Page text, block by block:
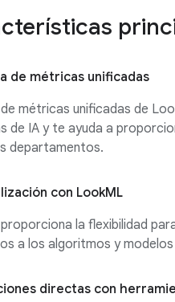
de métricas unificadas
métricas unificadas de
de IA y te ayuda a
departamentos.
con LookML
la flexibilidad
a los algoritmos y
directas con